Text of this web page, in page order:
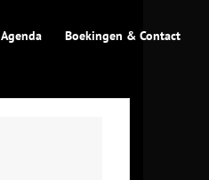
Agenda Boekingen & Contact